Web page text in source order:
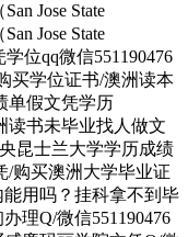
Jose State
Jose State
位qq微信551190476
买学位证书/澳洲读本
单假文凭学历
读书未毕业找人做文
昆士兰大学学历成绩
/购买澳洲大学毕业证
用吗？挂科拿不到毕
理Q/微信551190476